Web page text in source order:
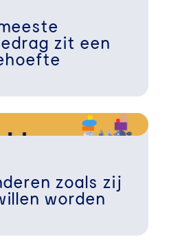
zit een
zoals zij
worden